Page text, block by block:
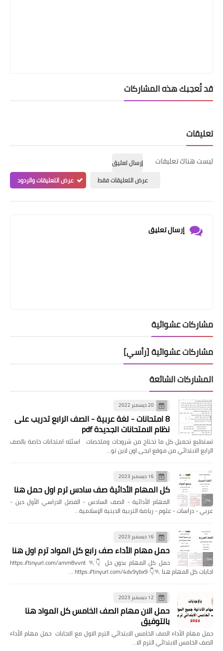
قد تُعجبك هذه المشاركات
تعليقات
ليست هناك تعليقات
إرسال تعليق
عرض التعليقات فقط
عرض التعليقات والردود
إرسال تعليق
مشاركات عشوائية
مشاركات عشوائية [رأسي]
المشاركات الشائعة
20 ديسمبر 2022
8 امتحانات - لغة عربية - الصف الرابع تدريب على
نظام الامتحانات الجديدة pdf
تستطيع تحميل كل ما تحتاج من شروحات وملخصات اسئله امتحانات خاصة بالصف
الرابع الابتدائي من موقع ايجى اون لاين تو…
16 ديسمبر 2023
كل المهام الأدائية صف سادس ترم اول حمل هنا
المهام الأدائية - الصف السادس - الفصل الدراسي الأول دين -
عربي - دراسات - علوم - رياضة التربية الدينية الإسلامية…
16 ديسمبر 2023
حمل مهام الأداء صف رابع كل المواد ترم اول هنا
حمل كل المهام بدون حل 👇🏃 https://tinyurl.com/amm8vvnt
اجابات كل المهام هنا 🏃👇 https://tinyurl.com/4dv9ybx9 …
12 ديسمبر 2023
حمل الان مهام الصف الخامس كل المواد هنا
بالتوفيق
حمل مهام الأداء الصف الخامس الابتدائي الترم الاول مع الاجابات حمل مهام الأداء
الصف الخامس الابتدائي الترم الا…